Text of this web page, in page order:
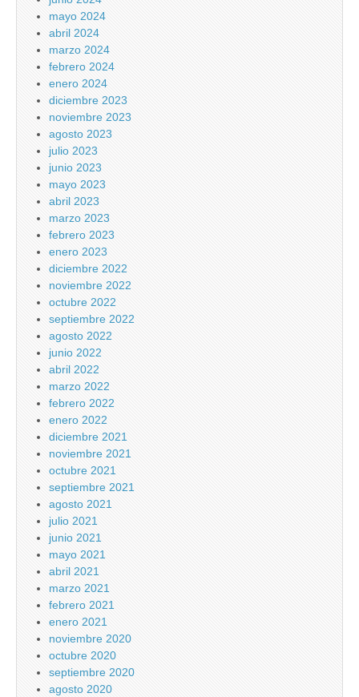
mayo 2024
abril 2024
marzo 2024
febrero 2024
enero 2024
diciembre 2023
noviembre 2023
agosto 2023
julio 2023
junio 2023
mayo 2023
abril 2023
marzo 2023
febrero 2023
enero 2023
diciembre 2022
noviembre 2022
octubre 2022
septiembre 2022
agosto 2022
junio 2022
abril 2022
marzo 2022
febrero 2022
enero 2022
diciembre 2021
noviembre 2021
octubre 2021
septiembre 2021
agosto 2021
julio 2021
junio 2021
mayo 2021
abril 2021
marzo 2021
febrero 2021
enero 2021
noviembre 2020
octubre 2020
septiembre 2020
agosto 2020